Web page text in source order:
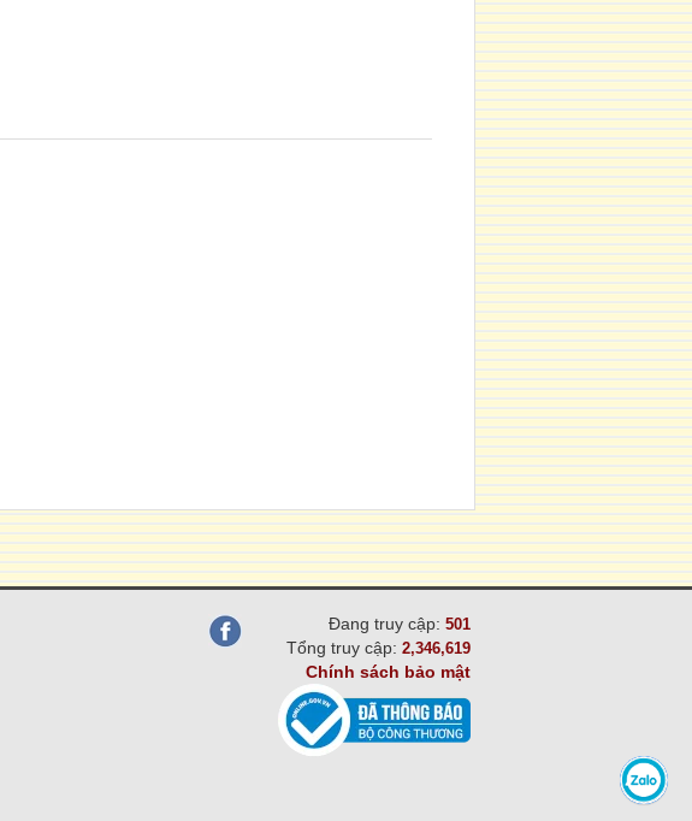
Đang truy cập: 501
Tổng truy cập: 2,346,619
Chính sách bảo mật